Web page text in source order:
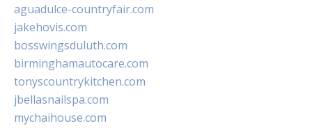
aguadulce-countryfair.com
jakehovis.com
bosswingsduluth.com
birminghamautocare.com
tonyscountrykitchen.com
jbellasnailspa.com
mychaihouse.com